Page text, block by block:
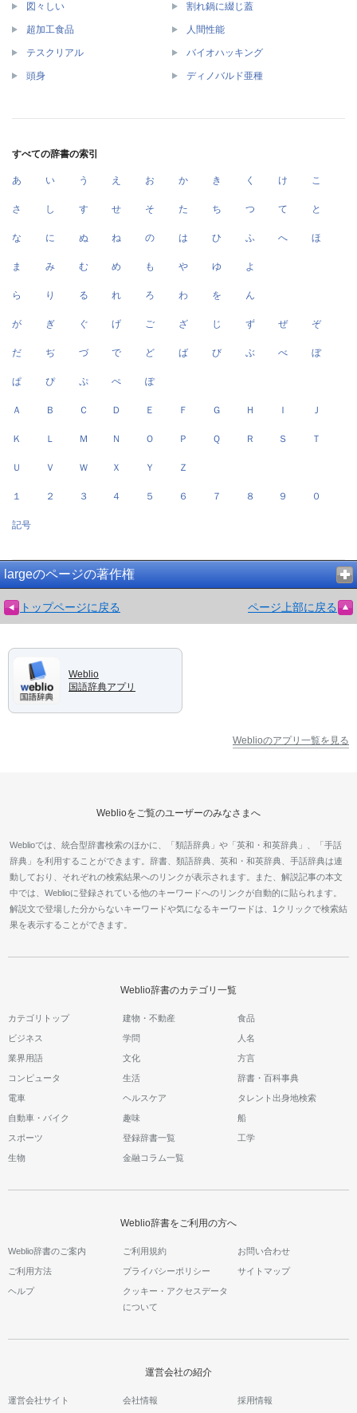
図々しい 割れ鍋に綴じ蓋
超加工食品 人間性能
テスクリアル バイオハッキング
頭身 ディノバルド亜種
すべての辞書の索引
あ い う え お か き く け こ
さ し す せ そ た ち つ て と
な に ぬ ね の は ひ ふ へ ほ
ま み む め も や ゆ よ
ら り る れ ろ わ を ん
が ぎ ぐ げ ご ざ じ ず ぜ ぞ
だ ぢ づ で ど ば び ぶ べ ぼ
ぱ ぴ ぷ ぺ ぽ
Ａ Ｂ Ｃ Ｄ Ｅ Ｆ Ｇ Ｈ Ｉ Ｊ
Ｋ Ｌ Ｍ Ｎ Ｏ Ｐ Ｑ Ｒ Ｓ Ｔ
Ｕ Ｖ Ｗ Ｘ Ｙ Ｚ
１ ２ ３ ４ ５ ６ ７ ８ ９ ０
記号
largeのページの著作権
トップページに戻る ページ上部に戻る
Weblio
国語辞典アプリ
Weblioのアプリ一覧を見る
Weblioをご覧のユーザーのみなさまへ
Weblioでは、統合型辞書検索のほかに、「類語辞典」や「英和・和英辞典」、「手話
辞典」を利用することができます。辞書、類語辞典、英和・和英辞典、手話辞典は連
動しており、それぞれの検索結果へのリンクが表示されます。また、解説記事の本文
中では、Weblioに登録されている他のキーワードへのリンクが自動的に貼られます。
解説文で登場した分からないキーワードや気になるキーワードは、1クリックで検索結
果を表示することができます。
Weblio辞書のカテゴリ一覧
カテゴリトップ 建物・不動産 食品
ビジネス 学問 人名
業界用語 文化 方言
コンピュータ 生活 辞書・百科事典
電車 ヘルスケア タレント出身地検索
自動車・バイク 趣味 船
スポーツ 登録辞書一覧 工学
生物 金融コラム一覧
Weblio辞書をご利用の方へ
Weblio辞書のご案内 ご利用規約 お問い合わせ
ご利用方法 プライバシーポリシー サイトマップ
ヘルプ
クッキー・アクセスデータ
について
運営会社の紹介
運営会社サイト 会社情報 採用情報